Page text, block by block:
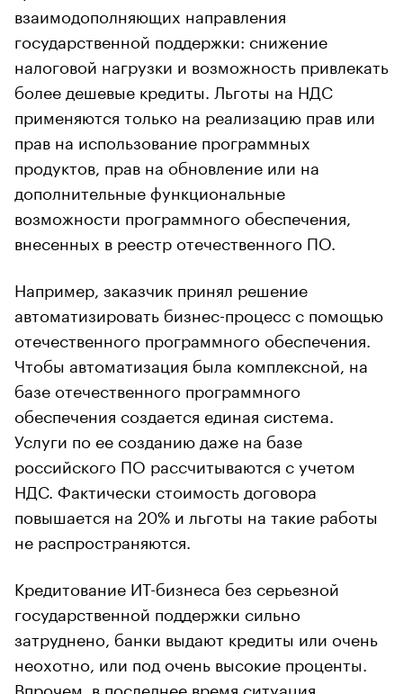
взаимодополняющих направления
государственной поддержки: снижение
налоговой нагрузки и возможность привлекать
более дешевые кредиты. Льготы на НДС
применяются только на реализацию прав или
прав на использование программных
продуктов, прав на обновление или на
дополнительные функциональные
возможности программного обеспечения,
внесенных в реестр отечественного ПО.
Например, заказчик принял решение
автоматизировать бизнес-процесс с помощью
отечественного программного обеспечения.
Чтобы автоматизация была комплексной, на
базе отечественного программного
обеспечения создается единая система.
Услуги по ее созданию даже на базе
российского ПО рассчитываются с учетом
НДС. Фактически стоимость договора
повышается на 20% и льготы на такие работы
не распространяются.
Кредитование ИТ-бизнеса без серьезной
государственной поддержки сильно
затруднено, банки выдают кредиты или очень
неохотно, или под очень высокие проценты.
Впрочем, в последнее время ситуация